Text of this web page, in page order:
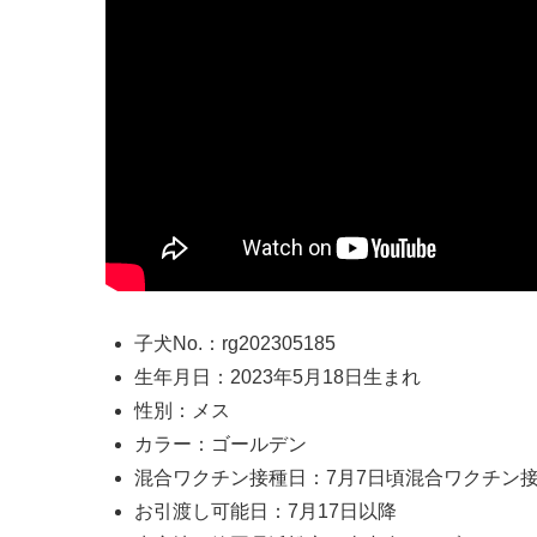
子犬No.：rg202305185
生年月日：2023年5月18日生まれ
性別：メス
カラー：ゴールデン
混合ワクチン接種日：7月7日頃混合ワクチン
お引渡し可能日：7月17日以降